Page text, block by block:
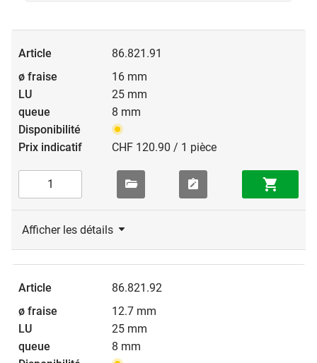
86.821.91
16 mm
25 mm
8 mm
CHF 120.90 / 1 pièce
Afficher les détails
86.821.92
12.7 mm
25 mm
8 mm